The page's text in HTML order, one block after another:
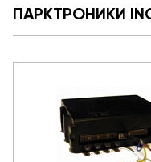
ПАРКТРОНИКИ